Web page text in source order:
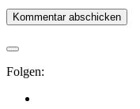
Folgen: